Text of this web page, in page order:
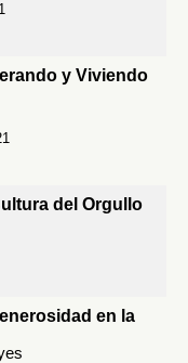
y Viviendo
del Orgullo
en la